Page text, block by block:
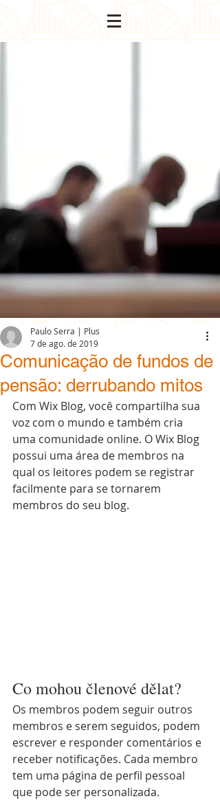
Comunicação de fundos de
pensão: derrubando mitos
Paulo Serra | Plus
7 de ago. de 2019
Com Wix Blog, você compartilha sua
voz com o mundo e também cria
uma comunidade online. O Wix Blog
possui uma área de membros na
qual os leitores podem se registrar
facilmente para se tornarem
membros do seu blog.
Co mohou členové dělat?
Os membros podem seguir outros
membros e serem seguidos, podem
escrever e responder comentários e
receber notificações. Cada membro
tem uma página de perfil pessoal
que pode ser personalizada.